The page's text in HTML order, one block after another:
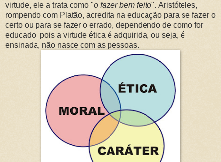
virtude, ele a trata como "o fazer bem feito". Aristóteles,
rompendo com Platão, acredita na educação para se fazer o
certo ou para se fazer o errado, dependendo de como for
educado, pois a virtude ética é adquirida, ou seja, é
ensinada, não nasce com as pessoas.